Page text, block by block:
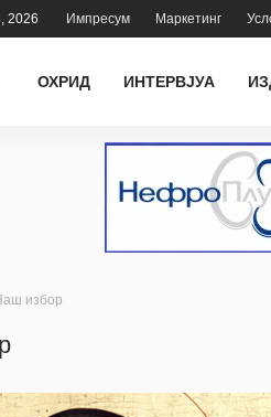
2026 Импресум Маркетинг
ОХРИД ИНТЕРВЈУА
избор